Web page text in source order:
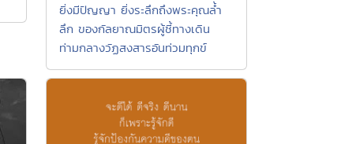
ยิ่งมีปัญญา ยิ่งระลึกถึงพระคุณล้ำ
ลึก ของกัลยาณมิตรผู้ชี้ทางเดิน
ท่ามกลางวัฏสงสารอันท่วมทุกข์